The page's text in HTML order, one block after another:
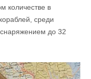
количестве в
среди
снаряжением до 32